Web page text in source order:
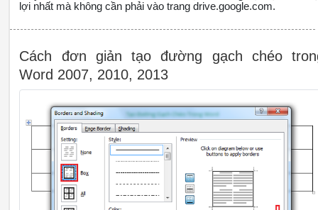
lợi nhất mà không cần phải vào trang drive.google.com.
Cách đơn giản tạo đường gạch chéo
Word 2007, 2010, 2013